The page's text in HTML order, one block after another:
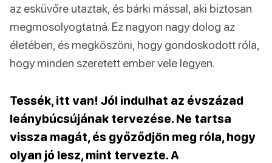
az esküvőre utaztak, és bárki mással, aki biztosan
megmosolyogtatná. Ez nagyon nagy dolog az
életében, és megköszöni, hogy gondoskodott róla,
hogy minden szeretett ember vele legyen.
Tessék, itt van! Jól indulhat az évszázad
leánybúcsújának tervezése. Ne tartsa
vissza magát, és győződjön meg róla, hogy
olyan jó lesz, mint tervezte. A